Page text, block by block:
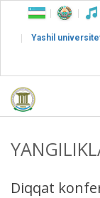
Yashil
Diqqat